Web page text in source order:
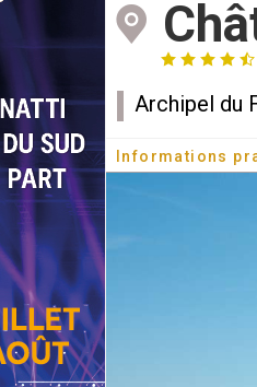
Archipel du
Informations